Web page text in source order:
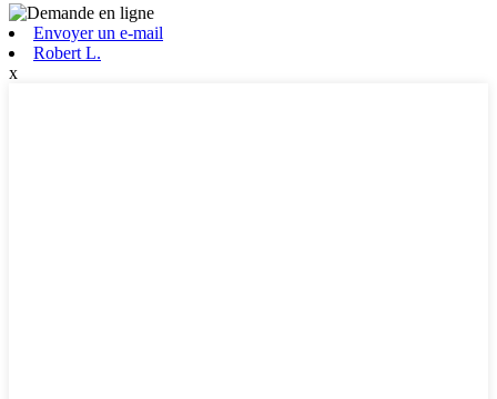
Envoyer un e-mail
Robert L.
x